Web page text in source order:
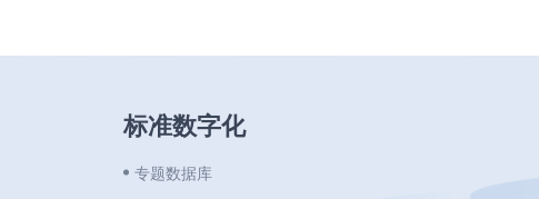
标准数字化
专题数据库